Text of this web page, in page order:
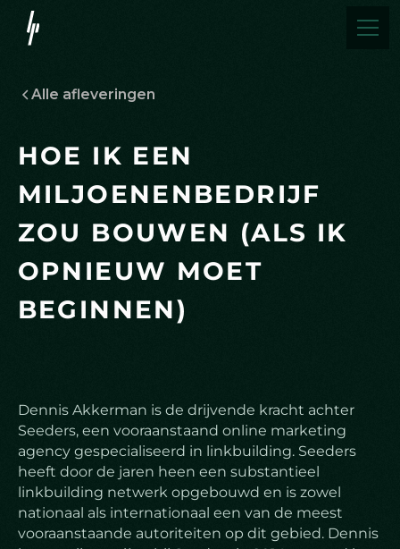
Alle afleveringen
HOE I K EEN
MILJOENENBEDRIJF
ZOU BOUWEN (ALS IK
OPN IEUW MOET
BEG IN NEN)
Dennis Akkerman is de drijvende kracht achter
Seeders, een vooraanstaand online marketing
agency gespecialiseerd in linkbuilding. Seeders
heeft door de jaren heen een substantieel
linkbuilding netwerk opgebouwd en is zowel
nationaal als internationaal een van de meest
vooraanstaande autoriteiten op dit gebied. Dennis